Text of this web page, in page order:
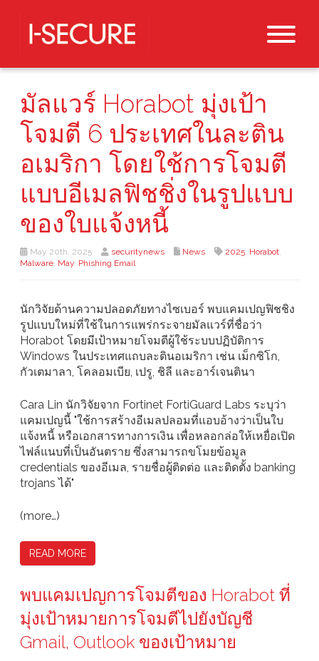
มัลแวร์ Horabot มุ่งเป้า
โจมตี 6 ประเทศในละติน
อเมริกา โดยใช้การโจมตี
แบบอีเมลฟิชชิ่งในรูปแบบ
ของใบแจ้งหนี้
May 20th, 2025 securitynews News 2025, Horabot,
Malware, May, Phishing Email
นักวิจัยด้านความปลอดภัยทางไซเบอร์ พบแคมเปญฟิชชิง
รูปแบบใหม่ที่ใช้ในการแพร่กระจายมัลแวร์ที่ชื่อว่า
Horabot โดยมีเป้าหมายโจมตีผู้ใช้ระบบปฏิบัติการ
Windows ในประเทศแถบละตินอเมริกา เช่น เม็กซิโก,
กัวเตมาลา, โคลอมเบีย, เปรู, ชิลี และอาร์เจนตินา
Cara Lin นักวิจัยจาก Fortinet FortiGuard Labs ระบุว่า
แคมเปญนี้ "ใช้การสร้างอีเมลปลอมที่แอบอ้างว่าเป็นใบ
แจ้งหนี้ หรือเอกสารทางการเงิน เพื่อหลอกล่อให้เหยื่อเปิด
ไฟล์แนบที่เป็นอันตราย ซึ่งสามารถขโมยข้อมูล
credentials ของอีเมล, รายชื่อผู้ติดต่อ และติดตั้ง banking
trojans ได้"
(more…)
READ MORE
พบแคมเปญการโจมตีของ Horabot ที่
มุ่งเป้าหมายการโจมตีไปยังบัญชี
Gmail, Outlook ของเป้าหมาย